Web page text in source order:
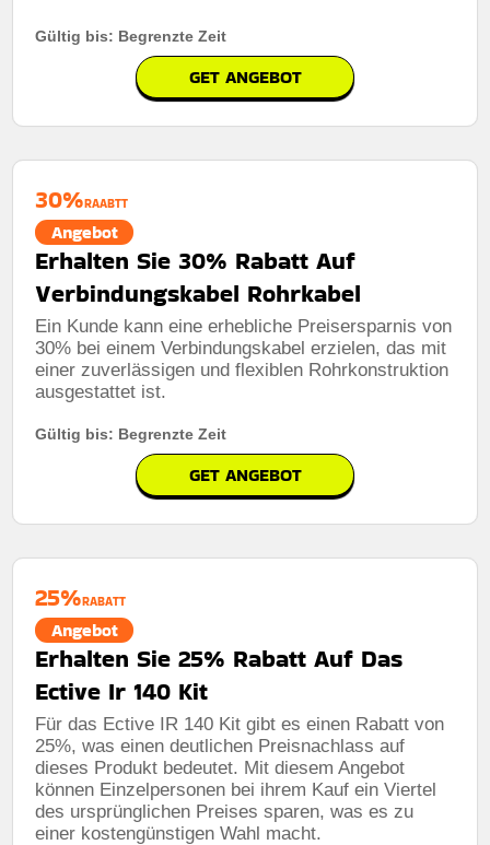
Gültig bis: Begrenzte Zeit
GET ANGEBOT
30%RAABTT
Angebot
Erhalten Sie 30% Rabatt Auf
Verbindungskabel Rohrkabel
Ein Kunde kann eine erhebliche Preisersparnis von
30% bei einem Verbindungskabel erzielen, das mit
einer zuverlässigen und flexiblen Rohrkonstruktion
ausgestattet ist.
Gültig bis: Begrenzte Zeit
GET ANGEBOT
25%RABATT
Angebot
Erhalten Sie 25% Rabatt Auf Das
Ective Ir 140 Kit
Für das Ective IR 140 Kit gibt es einen Rabatt von
25%, was einen deutlichen Preisnachlass auf
dieses Produkt bedeutet. Mit diesem Angebot
können Einzelpersonen bei ihrem Kauf ein Viertel
des ursprünglichen Preises sparen, was es zu
einer kostengünstigen Wahl macht.